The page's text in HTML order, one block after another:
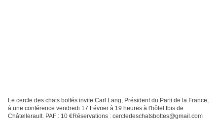
Le cercle des chats bottés invite Carl Lang, Président du Parti de la France,
à une conférence vendredi 17 Février à 19 heures à l'hôtel Ibis de
Châtellerault. PAF : 10 €Réservations : cercledeschatsbottes@gmail.com